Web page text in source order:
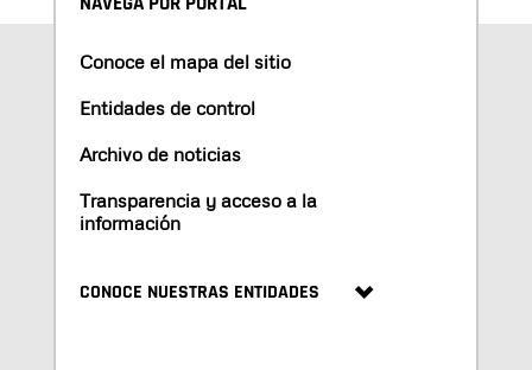
Conoce el mapa del sitio
Entidades de control
Archivo de noticias
Transparencia y acceso a la
información
CONOCE NUESTRAS ENTIDADES